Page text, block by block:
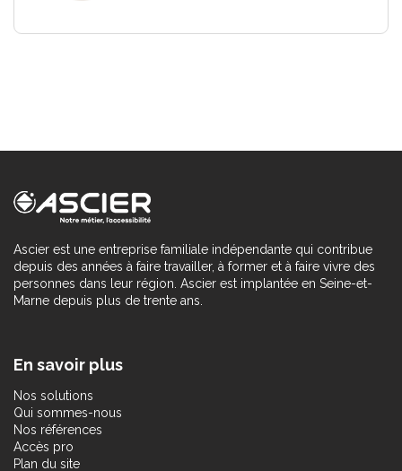
Ascier est une entreprise familiale indépendante qui contribue
depuis des années à faire travailler, à former et à faire vivre des
personnes dans leur région. Ascier est implantée en Seine-et-
Marne depuis plus de trente ans.
En savoir plus
Nos solutions
Qui sommes-nous
Nos références
Accès pro
Plan du site